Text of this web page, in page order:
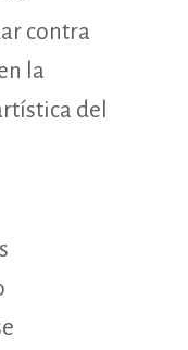
contra
la
del